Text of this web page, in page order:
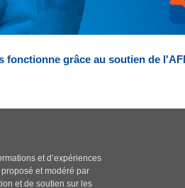
fonctionne grâce au soutien de
et d’expériences
et modéré par
et de soutien sur les